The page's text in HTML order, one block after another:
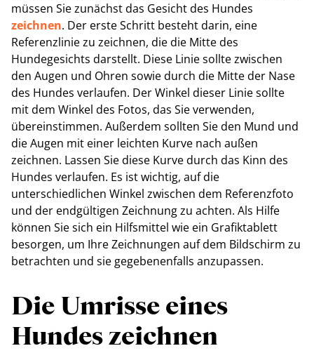
müssen Sie zunächst das Gesicht des Hundes
zeichnen. Der erste Schritt besteht darin, eine
Referenzlinie zu zeichnen, die die Mitte des
Hundegesichts darstellt. Diese Linie sollte zwischen
den Augen und Ohren sowie durch die Mitte der Nase
des Hundes verlaufen. Der Winkel dieser Linie sollte
mit dem Winkel des Fotos, das Sie verwenden,
übereinstimmen. Außerdem sollten Sie den Mund und
die Augen mit einer leichten Kurve nach außen
zeichnen. Lassen Sie diese Kurve durch das Kinn des
Hundes verlaufen. Es ist wichtig, auf die
unterschiedlichen Winkel zwischen dem Referenzfoto
und der endgültigen Zeichnung zu achten. Als Hilfe
können Sie sich ein Hilfsmittel wie ein Grafiktablett
besorgen, um Ihre Zeichnungen auf dem Bildschirm zu
betrachten und sie gegebenenfalls anzupassen.
Die Umrisse eines
Hundes zeichnen